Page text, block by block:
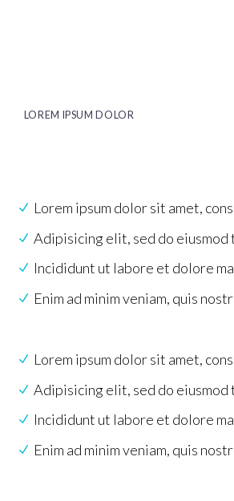
LOREM IPSUM DOLOR
Lorem ipsum dolor sit amet,
Adipisicing elit, sed do eiusmod
Incididunt ut labore et dolore
Enim ad minim veniam, quis
Lorem ipsum dolor sit amet,
Adipisicing elit, sed do eiusmod
Incididunt ut labore et dolore
Enim ad minim veniam, quis